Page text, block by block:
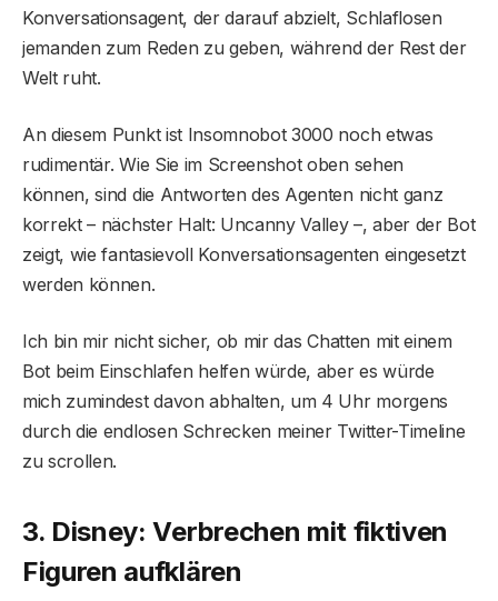
Konversationsagent, der darauf abzielt, Schlaflosen
jemanden zum Reden zu geben, während der Rest der
Welt ruht.
An diesem Punkt ist Insomnobot 3000 noch etwas
rudimentär. Wie Sie im Screenshot oben sehen
können, sind die Antworten des Agenten nicht ganz
korrekt – nächster Halt: Uncanny Valley –, aber der Bot
zeigt, wie fantasievoll Konversationsagenten eingesetzt
werden können.
Ich bin mir nicht sicher, ob mir das Chatten mit einem
Bot beim Einschlafen helfen würde, aber es würde
mich zumindest davon abhalten, um 4 Uhr morgens
durch die endlosen Schrecken meiner Twitter-Timeline
zu scrollen.
3. Disney: Verbrechen mit fiktiven
Figuren aufklären